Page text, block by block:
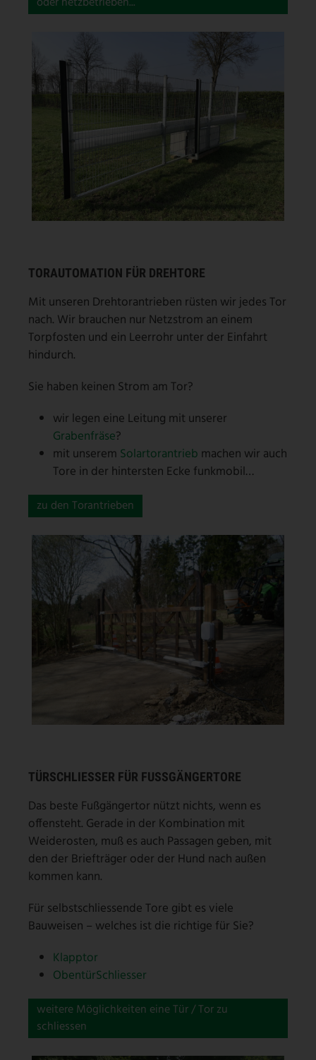
TORAUTOMATION FÜR DREHTORE
Mit unseren Drehtorantrieben rüsten wir jedes Tor
nach. Wir brauchen nur Netzstrom an einem
Torpfosten und ein Leerrohr unter der Einfahrt
hindurch.
Sie haben keinen Strom am Tor?
wir legen eine Leitung mit unserer
Grabenfräse?
mit unserem Solartorantrieb machen wir auch
Tore in der hintersten Ecke funkmobil…
zu den Torantrieben
TÜRSCHLIESSER FÜR FUSSGÄNGERTORE
Das beste Fußgängertor nützt nichts, wenn es
offensteht. Gerade in der Kombination mit
Weiderosten, muß es auch Passagen geben, mit
den der Briefträger oder der Hund nach außen
kommen kann.
Für selbstschliessende Tore gibt es viele
Bauweisen – welches ist die richtige für Sie?
Klapptor
ObentürSchliesser
weitere Möglichkeiten eine Tür / Tor zu
schliessen